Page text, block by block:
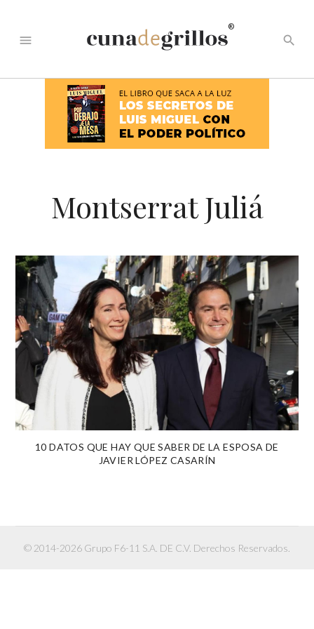
menu
®
search
Montserrat Juliá
10 DATOS QUE HAY QUE SABER DE LA ESPOSA DE
JAVIER LÓPEZ CASARÍN
© 2014-2026 Grupo F6-11 S.A. DE C.V. Derechos Reservados.